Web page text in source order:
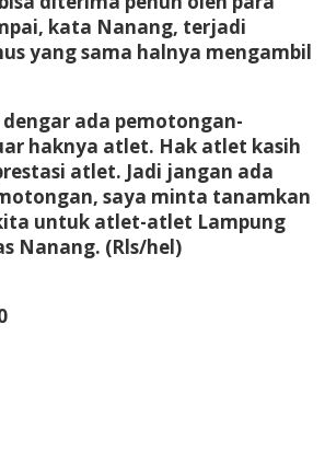
kata Nanang, terjadi
yang sama halnya mengambil
ada pemotongan-
haknya atlet. Hak atlet kasih
atlet. Jadi jangan ada
saya minta tanamkan
untuk atlet-atlet Lampung
Nanang. (Rls/hel)